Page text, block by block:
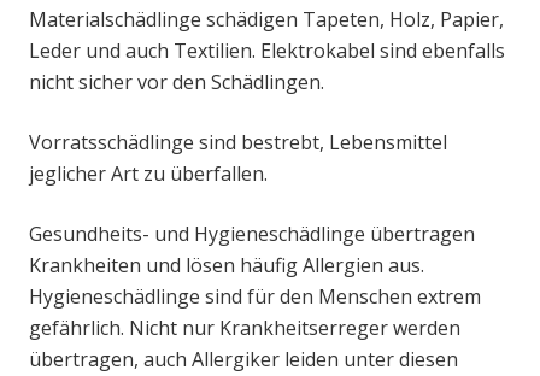
Materialschädlinge schädigen Tapeten, Holz, Papier,
Leder und auch Textilien. Elektrokabel sind ebenfalls
nicht sicher vor den Schädlingen.
Vorratsschädlinge sind bestrebt, Lebensmittel
jeglicher Art zu überfallen.
Gesundheits- und Hygieneschädlinge übertragen
Krankheiten und lösen häufig Allergien aus.
Hygieneschädlinge sind für den Menschen extrem
gefährlich. Nicht nur Krankheitserreger werden
übertragen, auch Allergiker leiden unter diesen